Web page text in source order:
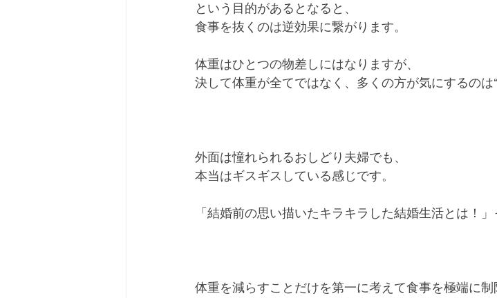
という目的があるとなると、
食事を抜くのは逆効果に繋がります。
体重はひとつの物差しにはなりますが、
決して体重が全てではなく、多くの方が気にするのは
外面は憧れられるおしどり夫婦でも、
本当はギスギスしている感じです。
「結婚前の思い描いたキラキラした結婚生活とは！
体重を減らすことだけを第一に考えて食事を極端に制